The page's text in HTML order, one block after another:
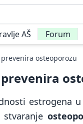
AŠ Forum
osteoporozu
estrogena